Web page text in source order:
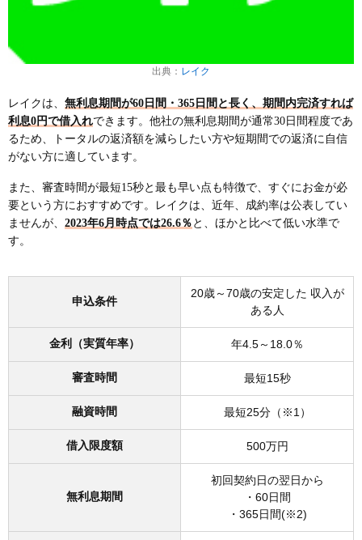
出典： レイク
レイクは、 無利息期間が60日間・365日間と長く、期間内完済すれば
利息0円で借入れできます。他社の無利息期間が通常30日間程度であ
るため、トータルの返済額を減らしたい方や短期間での返済に自信
がない方に適しています。
また、審査時間が最短15秒と最も早い点も特徴で、すぐにお金が必
要という方におすすめです。レイクは、近年、成約率は公表してい
ませんが、 2023年6月時点では26.6％ と、ほかと比べて低い水準で
す。
申込条件
20歳～70歳の安定した 収入が
ある人
金利（実質年率） 年4.5～18.0％
審査時間 最短15秒
融資時間 最短25分（※1）
借入限度額 500万円
無利息期間
初回契約日の翌日から
・60日間
・365日間(※2)